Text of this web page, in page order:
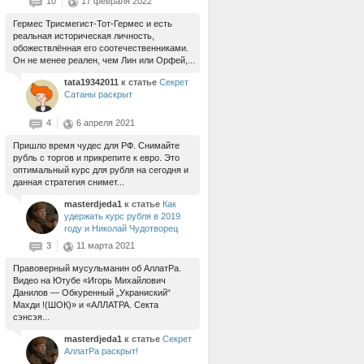
Гермес Трисмегист-Тот-Гермес и есть
реальная историческая личность,
обожествлённая его соотечественниками.
Он не менее реален, чем Лин или Орфей,...
tata19342011 к статье Секрет
Сатаны раскрыт
4 6 апреля 2021
Пришло время чудес для РФ. Снимайте
рубль с торгов и прикрепите к евро. Это
оптимальный курс для рубля на сегодня и
данная стратегия снимет...
masterdjeda1 к статье Как
удержать курс рубля в 2019
году и Николай Чудотворец
3
11 марта 2021
Правоверный мусульманин об АллатРа.
Видео на Ютубе «Игорь Михайлович
Данилов — Обкуренный „Украниский“
Махди !(ШОК)» и «АЛЛАТРА. Секта
сэнсэя...
masterdjeda1 к статье Секрет
АллатРа раскрыт!